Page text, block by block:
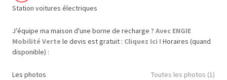
Station voitures électriques
J’équipe ma maison d'une borne de recharge ? Avec ENGIE
Mobilité Verte le devis est gratuit : Cliquez Ici ! Horaires (quand
disponible) :
Les photos Toutes les photos (1)